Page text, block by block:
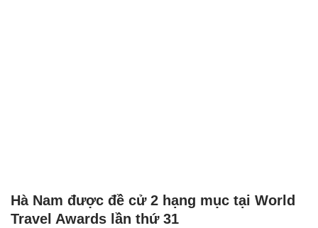
Hà Nam được đề cử 2 hạng mục tại World
Travel Awards lần thứ 31